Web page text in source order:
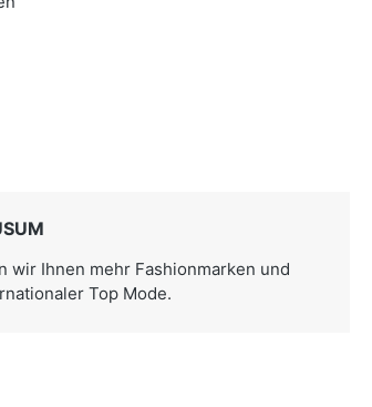
wir Ihnen mehr Fashionmarken und
Top Mode.